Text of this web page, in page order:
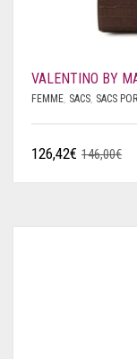
VALENTINO BY
FEMME SACS SACS
146,00€
126,42€